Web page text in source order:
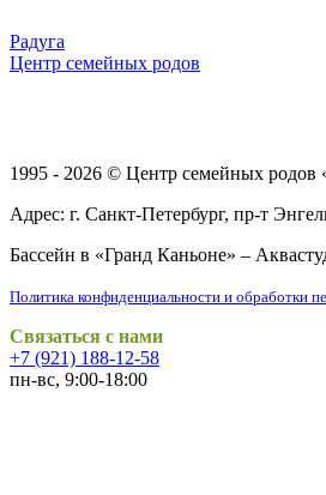
Радуга
Центр семейных родов
1995 - 2026 © Центр семейных родов
Адрес: г. Санкт-Петербург, пр-т
Бассейн в «Гранд Каньоне» –
Политика конфиденциальности и обработки
Связаться с нами
+7 (921) 188-12-58
пн-вс, 9:00-18:00